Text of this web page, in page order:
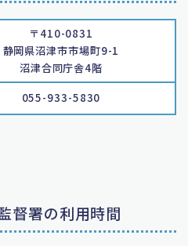
〒410-0831
静岡県沼津市市場町9-1
沼津合同庁舎4階
055-933-5830
督署の利用時間